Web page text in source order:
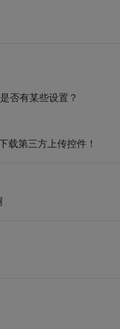
否有某些设置？
载第三方上传控件！